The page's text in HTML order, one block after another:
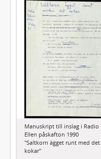
Manuskript till inslag i Radio
Ellen påskafton 1990
"Saltkorn ägget runt med det
kokar"